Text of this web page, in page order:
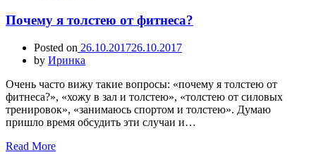
Почему я толстею от фитнеса?
Posted on 26.10.201726.10.2017
by Иринка
Очень часто вижу такие вопросы: «почему я толстею от
фитнеса?», «хожу в зал и толстею», «толстею от силовых
тренировок», «занимаюсь спортом и толстею». Думаю
пришло время обсудить эти случаи и…
Read More